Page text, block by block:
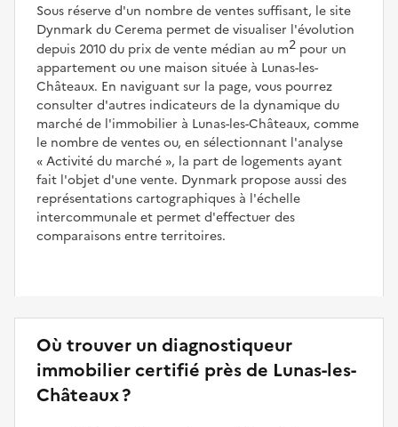
Sous réserve d'un nombre de ventes suffisant, le site
Dynmark du Cerema permet de visualiser l'évolution
depuis 2010 du prix de vente médian au m2 pour un
appartement ou une maison située à Lunas-les-
Châteaux. En naviguant sur la page, vous pourrez
consulter d'autres indicateurs de la dynamique du
marché de l'immobilier à Lunas-les-Châteaux, comme
le nombre de ventes ou, en sélectionnant l'analyse
Activité du marché , la part de logements ayant
fait l'objet d'une vente. Dynmark propose aussi des
représentations cartographiques à l'échelle
intercommunale et permet d'effectuer des
comparaisons entre territoires.
Où trouver un diagnostiqueur
immobilier certifié près de Lunas-les-
Châteaux ?